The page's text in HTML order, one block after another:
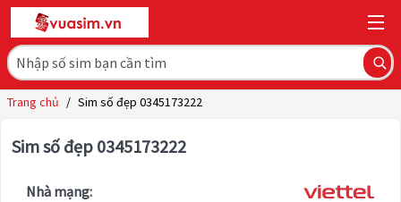
Trang chủ / Sim số đẹp 0345173222
Sim số đẹp 0345173222
Nhà mạng: